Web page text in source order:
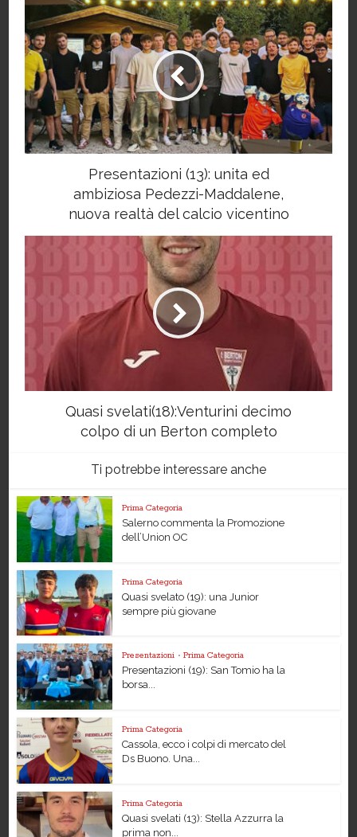
Presentazioni (13): unita ed
ambiziosa Pedezzi-Maddalene,
nuova realtà del calcio vicentino
Quasi svelati(18):Venturini decimo
colpo di un Berton completo
Ti potrebbe interessare anche
Prima Categoria
Salerno commenta la Promozione
dell’Union OC
Prima Categoria
Quasi svelato (19): una Junior
sempre più giovane
Presentazioni • Prima Categoria
Presentazioni (19): San Tomio ha la
borsa...
Prima Categoria
Cassola, ecco i colpi di mercato del
Ds Buono. Una...
Prima Categoria
Quasi svelati (13): Stella Azzurra la
prima non...